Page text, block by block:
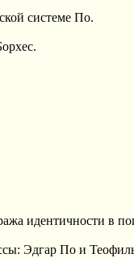
системе По.
идентичности в
Эдгар По и